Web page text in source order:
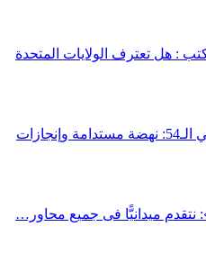
: هل تعترف الولايات المتحدة
سلطنة عُمان تحتفل بعيدها الوطني الـ54: نهضة مستدامة وإنجازات
نتقدم ميدانيًّا فى جميع محاور…